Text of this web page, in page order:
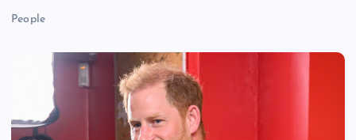
People